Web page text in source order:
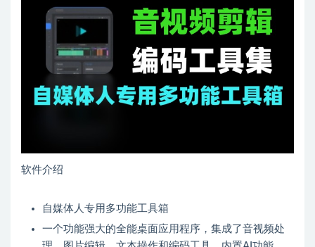
软件介绍
自媒体人专用多功能工具箱
一个功能强大的全能桌面应用程序，集成了音视频处